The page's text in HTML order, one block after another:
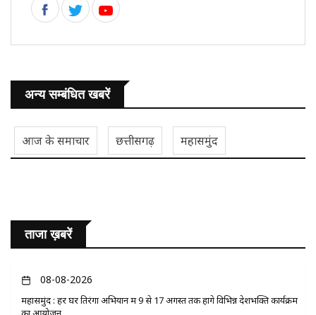
अन्य सम्बंधित खबरें
आज के समाचार छत्तीसगढ़ महासमुंद
ताजा ख़बरें
08-08-2026
महासमुंद : हर घर तिरंगा अभियान में 9 से 17 अगस्त तक होंगे विभिन्न देशभक्ति कार्यक्रम